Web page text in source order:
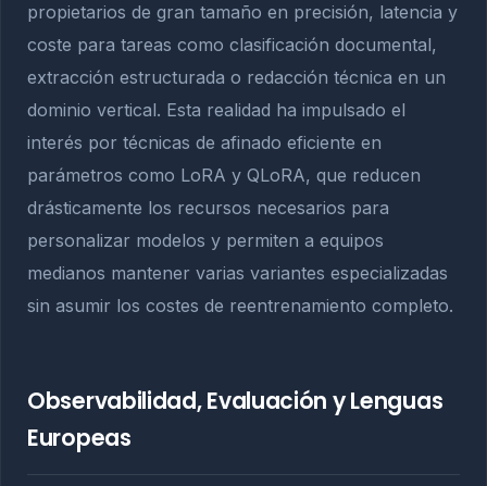
propietarios de gran tamaño en precisión, latencia y
coste para tareas como clasificación documental,
extracción estructurada o redacción técnica en un
dominio vertical. Esta realidad ha impulsado el
interés por técnicas de afinado eficiente en
parámetros como LoRA y QLoRA, que reducen
drásticamente los recursos necesarios para
personalizar modelos y permiten a equipos
medianos mantener varias variantes especializadas
sin asumir los costes de reentrenamiento completo.
Observabilidad, Evaluación y Lenguas
Europeas